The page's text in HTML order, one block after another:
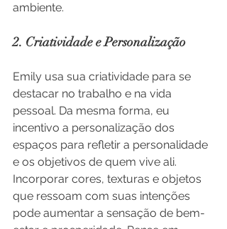
ambiente.
2. Criatividade e Personalização
Emily usa sua criatividade para se
destacar no trabalho e na vida
pessoal. Da mesma forma, eu
incentivo a personalização dos
espaços para refletir a personalidade
e os objetivos de quem vive ali.
Incorporar cores, texturas e objetos
que ressoam com suas intenções
pode aumentar a sensação de bem-